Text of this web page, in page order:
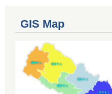
GIS Map